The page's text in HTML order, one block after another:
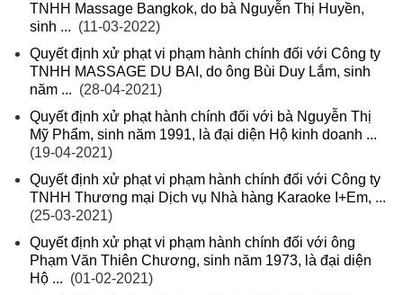
TNHH Massage Bangkok, do bà Nguyễn Thị Huyền,
sinh ... (11-03-2022)
Quyết định xử phạt vi phạm hành chính đối với Công ty
TNHH MASSAGE DU BAI, do ông Bùi Duy Lắm, sinh
năm ... (28-04-2021)
Quyết định xử phạt hành chính đối với bà Nguyễn Thị
Mỹ Phẩm, sinh năm 1991, là đại diện Hộ kinh doanh ...
(19-04-2021)
Quyết định xử phạt vi phạm hành chính đối với Công ty
TNHH Thương mại Dịch vụ Nhà hàng Karaoke I+Em, ...
(25-03-2021)
Quyết định xử phạt vi phạm hành chính đối với ông
Phạm Văn Thiên Chương, sinh năm 1973, là đại diện
Hộ ... (01-02-2021)